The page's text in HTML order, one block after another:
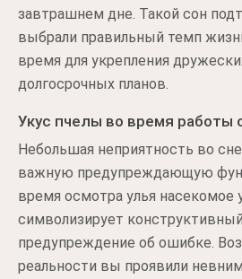
завтрашнем дне. Такой сон
выбрали правильный темп
время для укрепления
долгосрочных планов.
Укус пчелы во время работы
Небольшая неприятность во
важную предупреждающую
время осмотра улья насекомое
символизирует
предупреждение об ошибке.
реальности вы проявили